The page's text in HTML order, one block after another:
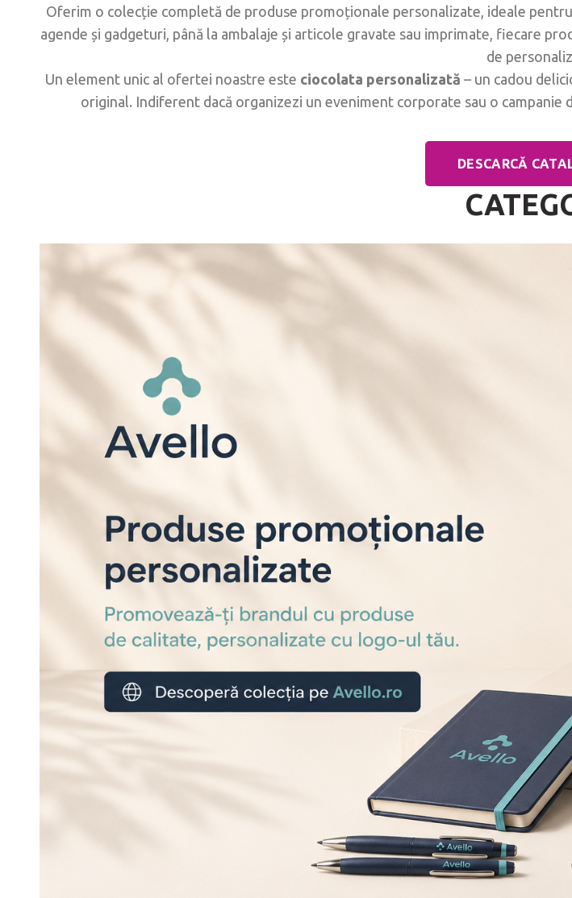
Oferim o colecție completă de produse promoționale personalizate, ideale
agende și gadgeturi, până la ambalaje și articole gravate sau imprimate, fiecare
de
Un element unic al ofertei noastre este ciocolata personalizată – un cadou
original. Indiferent dacă organizezi un eveniment corporate sau o
DESCARCĂ